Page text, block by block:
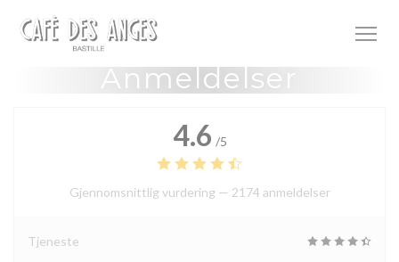
Anmeldelser
4.6 /5
Gjennomsnittlig vurdering — 2174 anmeldelser
Tjeneste